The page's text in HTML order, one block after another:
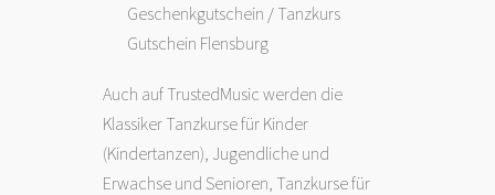
Geschenkgutschein / Tanzkurs
Gutschein Flensburg
Auch auf TrustedMusic werden die
Klassiker Tanzkurse für Kinder
(Kindertanzen), Jugendliche und
Erwachse und Senioren, Tanzkurse für